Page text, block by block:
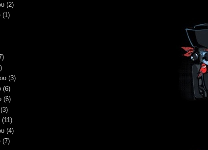
(2)
(1)
(3)
(6)
(6)
(3)
(11)
(4)
(7)